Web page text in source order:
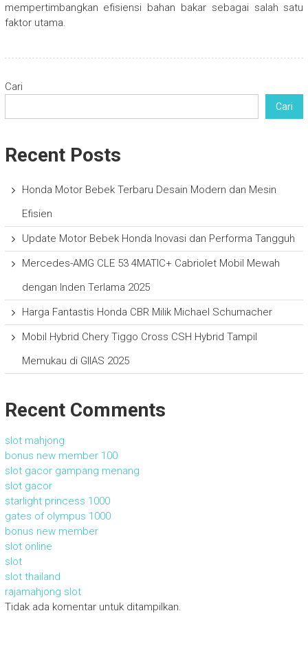
mempertimbangkan efisiensi bahan bakar sebagai salah satu
faktor utama.
Cari
Cari
Recent Posts
Honda Motor Bebek Terbaru Desain Modern dan Mesin
Efisien
Update Motor Bebek Honda Inovasi dan Performa Tangguh
Mercedes-AMG CLE 53 4MATIC+ Cabriolet Mobil Mewah
dengan Inden Terlama 2025
Harga Fantastis Honda CBR Milik Michael Schumacher
Mobil Hybrid Chery Tiggo Cross CSH Hybrid Tampil
Memukau di GIIAS 2025
Recent Comments
slot mahjong
bonus new member 100
slot gacor gampang menang
slot gacor
starlight princess 1000
gates of olympus 1000
bonus new member
slot online
slot
slot thailand
rajamahjong slot
Tidak ada komentar untuk ditampilkan.